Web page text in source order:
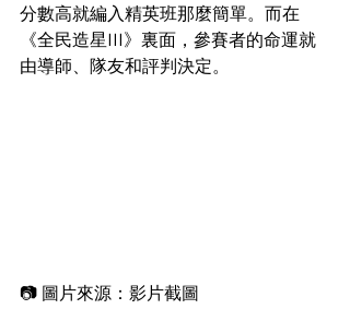
分數高就編入精英班那麼簡單。而在
《全民造星III》裏面，參賽者的命運就
由導師、隊友和評判決定。
📷 圖片來源：影片截圖